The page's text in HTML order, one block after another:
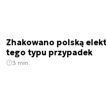
Zhakowano polską
tego typu przypadek
3 min.